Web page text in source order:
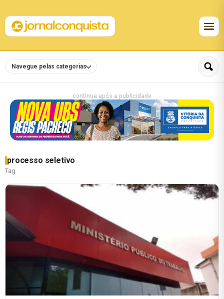
Navegue pelas categorias
continua após a publicidade
processo seletivo
Tag